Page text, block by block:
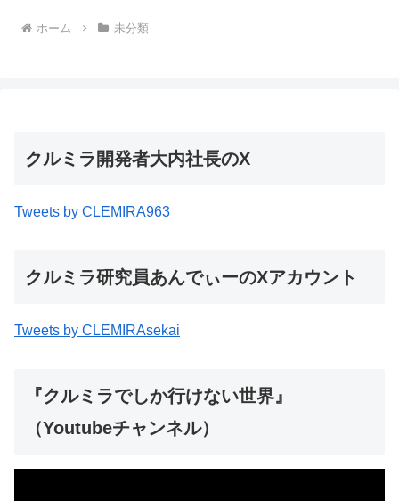
ホーム 未分類
クルミラ開発者大内社長のX
Tweets by CLEMIRA963
クルミラ研究員あんでぃーのXアカウント
Tweets by CLEMIRAsekai
『クルミラでしか行けない世界』
（Youtubeチャンネル）